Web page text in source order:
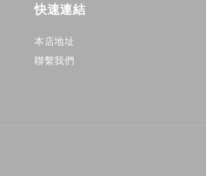
快速連結
本店地址
聯繫我們